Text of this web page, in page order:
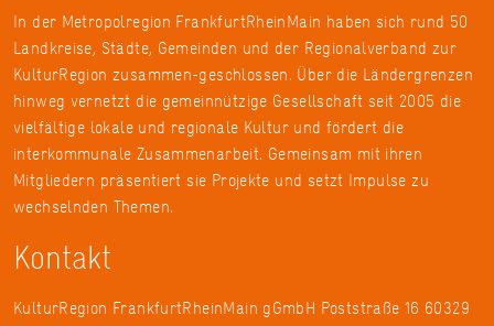
In der Metropolregion FrankfurtRheinMain haben sich rund 50
Landkreise, Städte, Gemeinden und der Regionalverband zur
KulturRegion zusammen-geschlossen. Über die Ländergrenzen
hinweg vernetzt die gemeinnützige Gesellschaft seit 2005 die
vielfältige lokale und regionale Kultur und fördert die
interkommunale Zusammenarbeit. Gemeinsam mit ihren
Mitgliedern präsentiert sie Projekte und setzt Impulse zu
wechselnden Themen.
Kontakt
KulturRegion FrankfurtRheinMain gGmbH Poststraße 16 60329